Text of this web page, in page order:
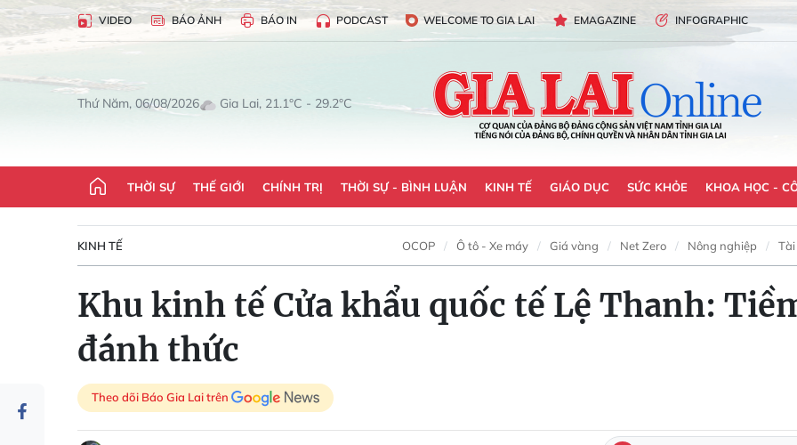
VIDEO BÁO ẢNH BÁO IN PODCAST WELCOME TO GIA LAI EMAGAZINE INFOGRAPHIC
Thứ Năm, 06/08/2026 Gia Lai, 21.1°C - 29.2°C
THỜI SỰ THẾ GIỚI CHÍNH TRỊ THỜI SỰ - BÌNH LUẬN KINH TẾ GIÁO DỤC SỨC KHỎE KHOA HỌC -
KINH TẾ OCOP Ô tô - Xe máy Giá vàng Net Zero Nông nghiệp
Khu kinh tế Cửa khẩu quốc tế Lệ Thanh:
đánh thức
Theo dõi Báo Gia Lai trên